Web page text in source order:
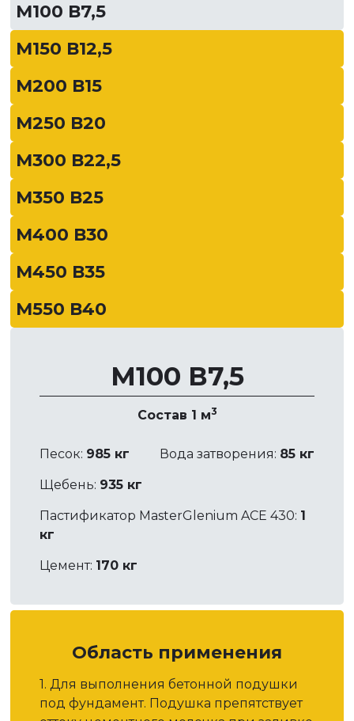
М100 В7,5
М150 В12,5
М200 В15
М250 В20
М300 В22,5
М350 В25
М400 В30
М450 В35
М550 В40
М100 В7,5
Состав 1 м3
Песок: 985 кг Вода затворения: 85 кг
Щебень: 935 кг
Пастификатор MasterGlenium ACE 430: 1
кг
Цемент: 170 кг
Область применения
1. Для выполнения бетонной подушки
под фундамент. Подушка препятствует